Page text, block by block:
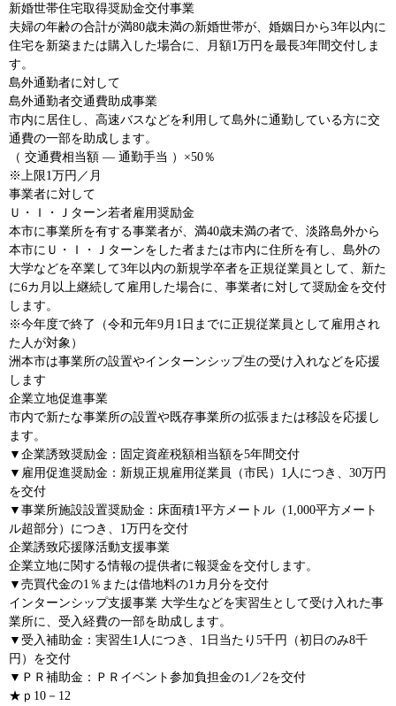
新婚世帯住宅取得奨励金交付事業
夫婦の年齢の合計が満80歳未満の新婚世帯が、婚姻日から3年以内に
住宅を新築または購入した場合に、月額1万円を最長3年間交付しま
す。
島外通勤者に対して
島外通勤者交通費助成事業
市内に居住し、高速バスなどを利用して島外に通勤している方に交
通費の一部を助成します。
（ 交通費相当額 ― 通勤手当 ）×50％
※上限1万円／月
事業者に対して
Ｕ・Ｉ・Ｊターン若者雇用奨励金
本市に事業所を有する事業者が、満40歳未満の者で、淡路島外から
本市にＵ・Ｉ・Ｊターンをした者または市内に住所を有し、島外の
大学などを卒業して3年以内の新規学卒者を正規従業員として、新た
に6カ月以上継続して雇用した場合に、事業者に対して奨励金を交付
します。
※今年度で終了（令和元年9月1日までに正規従業員として雇用され
た人が対象）
洲本市は事業所の設置やインターンシップ生の受け入れなどを応援
します
企業立地促進事業
市内で新たな事業所の設置や既存事業所の拡張または移設を応援し
ます。
▼企業誘致奨励金：固定資産税額相当額を5年間交付
▼雇用促進奨励金：新規正規雇用従業員（市民）1人につき、30万円
を交付
▼事業所施設設置奨励金：床面積1平方メートル（1,000平方メート
ル超部分）につき、1万円を交付
企業誘致応援隊活動支援事業
企業立地に関する情報の提供者に報奨金を交付します。
▼売買代金の1％または借地料の1カ月分を交付
インターンシップ支援事業 大学生などを実習生として受け入れた事
業所に、受入経費の一部を助成します。
▼受入補助金：実習生1人につき、1日当たり5千円（初日のみ8千
円）を交付
▼ＰＲ補助金：ＰＲイベント参加負担金の1／2を交付
★ｐ10－12